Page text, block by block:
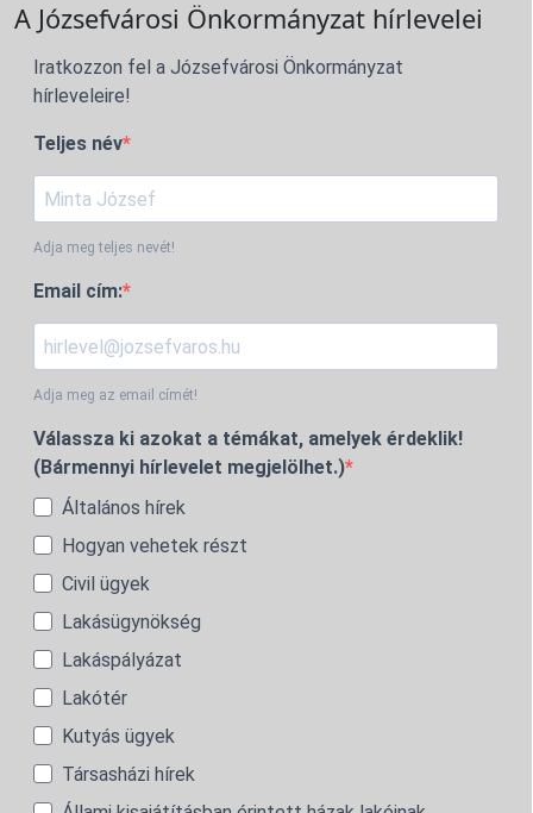
A Józsefvárosi Önkormányzat hírlevelei
Iratkozzon fel a Józsefvárosi Önkormányzat
hírleveleire!
Teljes név
Adja meg teljes nevét!
Email cím:
Adja meg az email címét!
Válassza ki azokat a témákat, amelyek érdeklik!
(Bármennyi hírlevelet megjelölhet.)
Általános hírek
Hogyan vehetek részt
Civil ügyek
Lakásügynökség
Lakáspályázat
Lakótér
Kutyás ügyek
Társasházi hírek